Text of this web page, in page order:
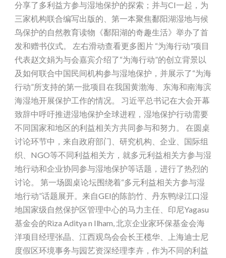
分享了多利益方参与湿地保护的探索；并与CI一起，为
三家机构联合编写出版的、第一本聚焦鄱阳湖湿地与候
鸟保护的自然教育读物《鄱阳湖的奇趣生活》举办了首
发和赠书仪式。 左右滑动查看更多图片 “为海行动”项目
代表赵文娟为与会嘉宾介绍了“为海行动”的创立背景以
及如何联合中国民间机构参与湿地保护，并展示了“为海
行动”所支持的第一批项目在我国黄渤海、东海和南海滨
海湿地开展保护工作的情况。 习近平总书记在大会开幕
致辞中呼吁推进湿地保护全球进程，湿地保护行动需要
不同国家和地区的利益相关方共同参与和努力。 在圆桌
讨论环节中，来自政府部门、研究机构、企业、国际组
织、NGO等不同利益相关方，就多元利益相关方参与湿
地行动和企业协同参与湿地保护等话题，进行了热烈的
讨论。 第一场圆桌论坛围绕着“多元利益相关方参与湿
地行动”话题展开。来自GEI的陈韵竹、丹东鸭绿江口湿
地国家级自然保护区管理中心的马力主任、印尼Yagasu
基金会的Riza Aditya n Ilham, 北京企业家环保基金会海
洋项目经理张晶、江西观鸟会会长王榄华、上海迪士尼
度假区环境事务与园艺资深经理李卉，作为不同的利益